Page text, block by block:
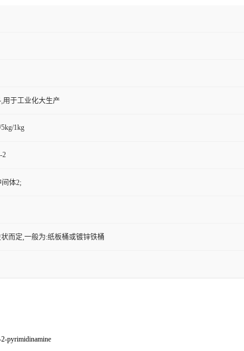
用于工业化大生产
1kg
2
间体2;
而定,一般为:纸板桶或镀锌铁桶
pyrimidinamine